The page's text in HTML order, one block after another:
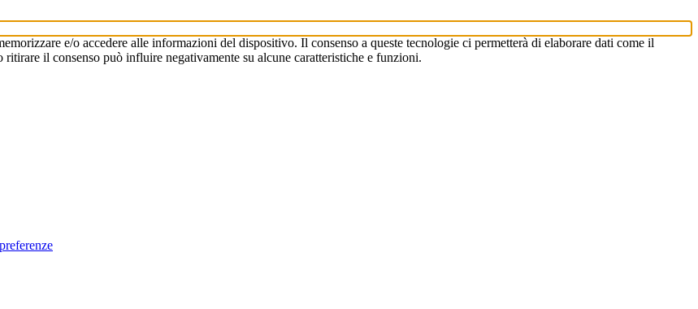
e/o accedere alle informazioni del dispositivo. Il consenso a queste tecnologie ci permetterà di elaborare dati come il
il consenso può influire negativamente su alcune caratteristiche e funzioni.